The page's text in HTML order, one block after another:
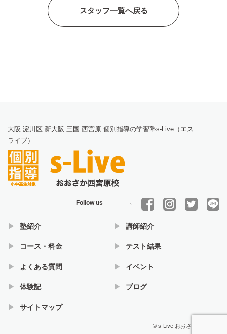
スタッフ一覧へ戻る
大阪 淀川区 新大阪 三国 西宮原 個別指導の学習塾s-Live（エス
ライブ）
Follow us
塾紹介 講師紹介
コース・料金 テスト結果
よくある質問 イベント
体験記 ブログ
サイトマップ
© s-Live おおさか西宮原校